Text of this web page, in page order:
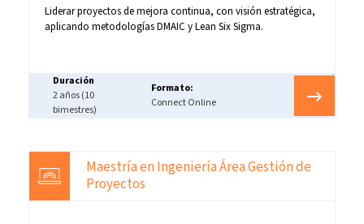
Liderar proyectos de mejora continua, con visión estratégica,
aplicando metodologías DMAIC y Lean Six Sigma.
Duración
2 años (10
bimestres)
Formato:
Connect Online
Maestría en Ingeniería Área Gestión de
Proyectos